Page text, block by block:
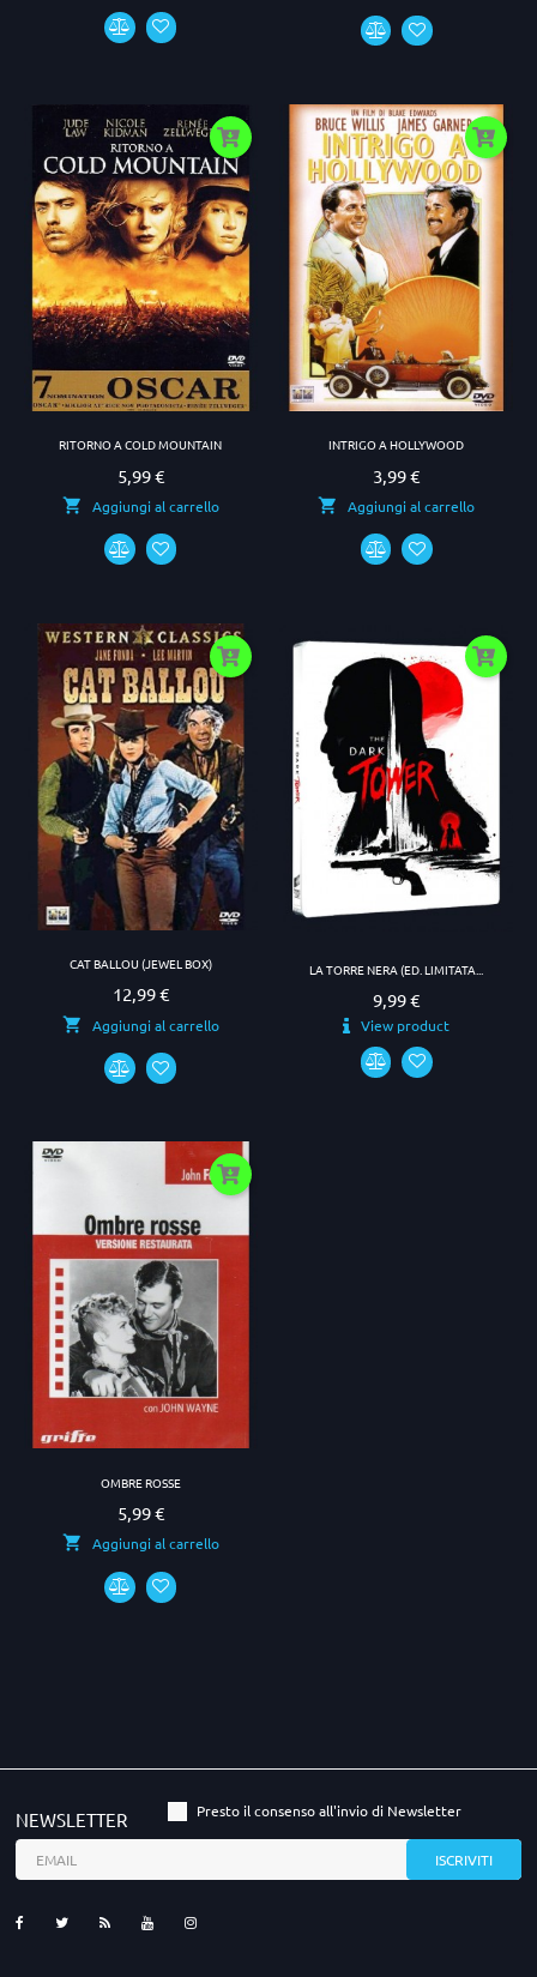
RITORNO A COLD MOUNTAIN
Prezzo
5,99 €
Aggiungi al carrello
INTRIGO A HOLLYWOOD
Prezzo
3,99 €
Aggiungi al carrello
CAT BALLOU (JEWEL BOX)
Prezzo
12,99 €
Aggiungi al carrello
LA TORRE NERA (ED. LIMITATA...
Prezzo
9,99 €
View product
OMBRE ROSSE
Prezzo
5,99 €
Aggiungi al carrello
NEWSLETTER Presto il consenso all'invio di Newsletter